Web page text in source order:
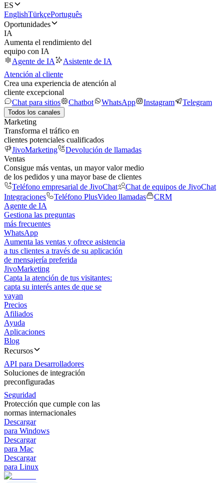
ES
EnglishTürkçePortuguês
Oportunidades
IA
Aumenta el rendimiento del
equipo con IA
Agente de IA
Asistente de IA
Atención al cliente
Crea una experiencia de atención al
cliente excepcional
Chat para sitios
Chatbot WhatsApp Instagram Telegram
Todos los canales
Marketing
Transforma el tráfico en
clientes potenciales cualificados
JivoMarketing
Devolución de llamadas
Ventas
Consigue más ventas, un mayor valor medio
de los pedidos y una mayor base de clientes
Teléfono empresarial de JivoChat
Chat de equipos de JivoChat
Integraciones
Teléfono PlusVideo llamadas
CRM
Agente de IA
Gestiona las preguntas
más frecuentes
WhatsApp
Aumenta las ventas y ofrece asistencia
a tus clientes a través de su aplicación
de mensajería preferida
JivoMarketing
Capta la atención de tus visitantes:
capta su interés antes de que se
vayan
Precios
Afiliados
Ayuda
Aplicaciones
Blog
Recursos
API para Desarrolladores
Soluciones de integración
preconfiguradas
Seguridad
Protección que cumple con las
normas internacionales
Descargar
para Windows
Descargar
para Mac
Descargar
para Linux